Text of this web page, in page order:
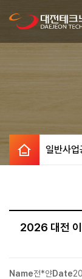
일반사업
2026 대전 이
Name전*얀Date